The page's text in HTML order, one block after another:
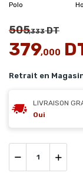
Polo
505,333DT
379,000
Retrait en
LIVRAISON
Oui